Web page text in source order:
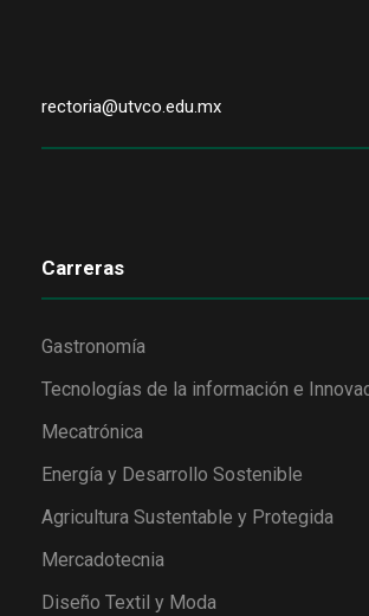
rectoria@utvco.edu.mx
Carreras
Gastronomía
Tecnologías de la información e
Mecatrónica
Energía y Desarrollo Sostenible
Agricultura Sustentable y Protegida
Mercadotecnia
Diseño Textil y Moda